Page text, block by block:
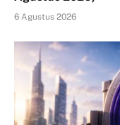
6 Agustus 2026